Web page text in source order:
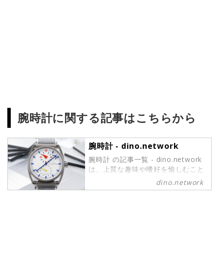
腕時計に関する記事はこちらから
腕時計 - dino.network
腕時計 の記事一覧 - dino.network
は、上質な趣味や嗜好を愉しむこと
ができるパワーピープルのために、
2019年8月1日に創刊されたライフ
dino.network